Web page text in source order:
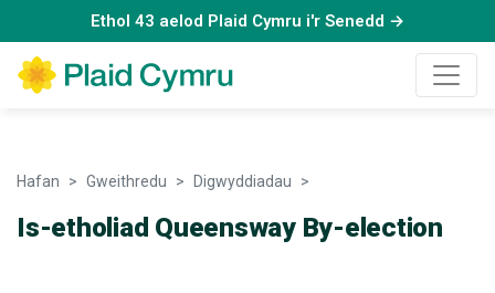
Ethol 43 aelod Plaid Cymru i'r Senedd →
Hafan Gweithredu Digwyddiadau
Is-etholiad Queensway By-election